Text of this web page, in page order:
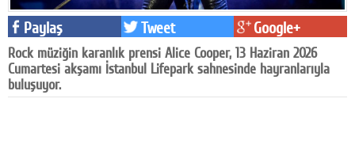
Pr
Facebook
Diziler
Paylaş Tweet Google+
Rock müziğin karanlık prensi Alice Cooper, 13 Haziran 2026
Cumartesi akşamı İstanbul Lifepark sahnesinde hayranlarıyla
buluşuyor.